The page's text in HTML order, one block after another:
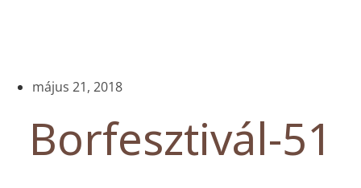
május 21, 2018
Borfesztivál-51